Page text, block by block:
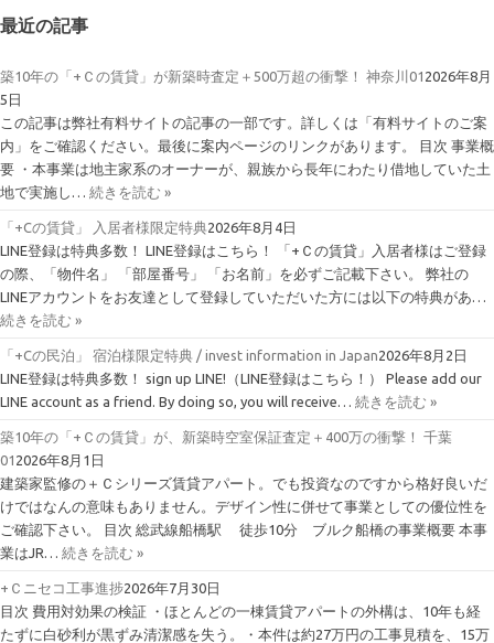
最近の記事
築10年の「+Ｃの賃貸」が新築時査定＋500万超の衝撃！ 神奈川01 2026年8月
5日
この記事は弊社有料サイトの記事の一部です。詳しくは「有料サイトのご案
内」をご確認ください。最後に案内ページのリンクがあります。 目次 事業概
要 ・本事業は地主家系のオーナーが、親族から長年にわたり借地していた土
地で実施し… 続きを読む »
「+Cの賃貸」 入居者様限定特典2026年8月4日
LINE登録は特典多数！ LINE登録はこちら！ 「+Ｃの賃貸」入居者様はご登録
の際、「物件名」 「部屋番号」 「お名前」を必ずご記載下さい。 弊社の
LINEアカウントをお友達として登録していただいた方には以下の特典があ…
続きを読む »
「+Cの民泊」 宿泊様限定特典 / invest information in Japan2026年8月2日
LINE登録は特典多数！ sign up LINE!（LINE登録はこちら！） Please add our
LINE account as a friend. By doing so, you will receive… 続きを読む »
築10年の「+Ｃの賃貸」が、新築時空室保証査定＋400万の衝撃！ 千葉
01 2026年8月1日
建築家監修の＋Ｃシリーズ賃貸アパート。でも投資なのですから格好良いだ
けではなんの意味もありません。デザイン性に併せて事業としての優位性を
ご確認下さい。 目次 総武線船橋駅 徒歩10分 ブルク船橋の事業概要 本事
業はJR… 続きを読む »
+Ｃニセコ工事進捗2026年7月30日
目次 費用対効果の検証 ・ほとんどの一棟賃貸アパートの外構は、10年も経
たずに白砂利が黒ずみ清潔感を失う。・本件は約27万円の工事見積を、15万